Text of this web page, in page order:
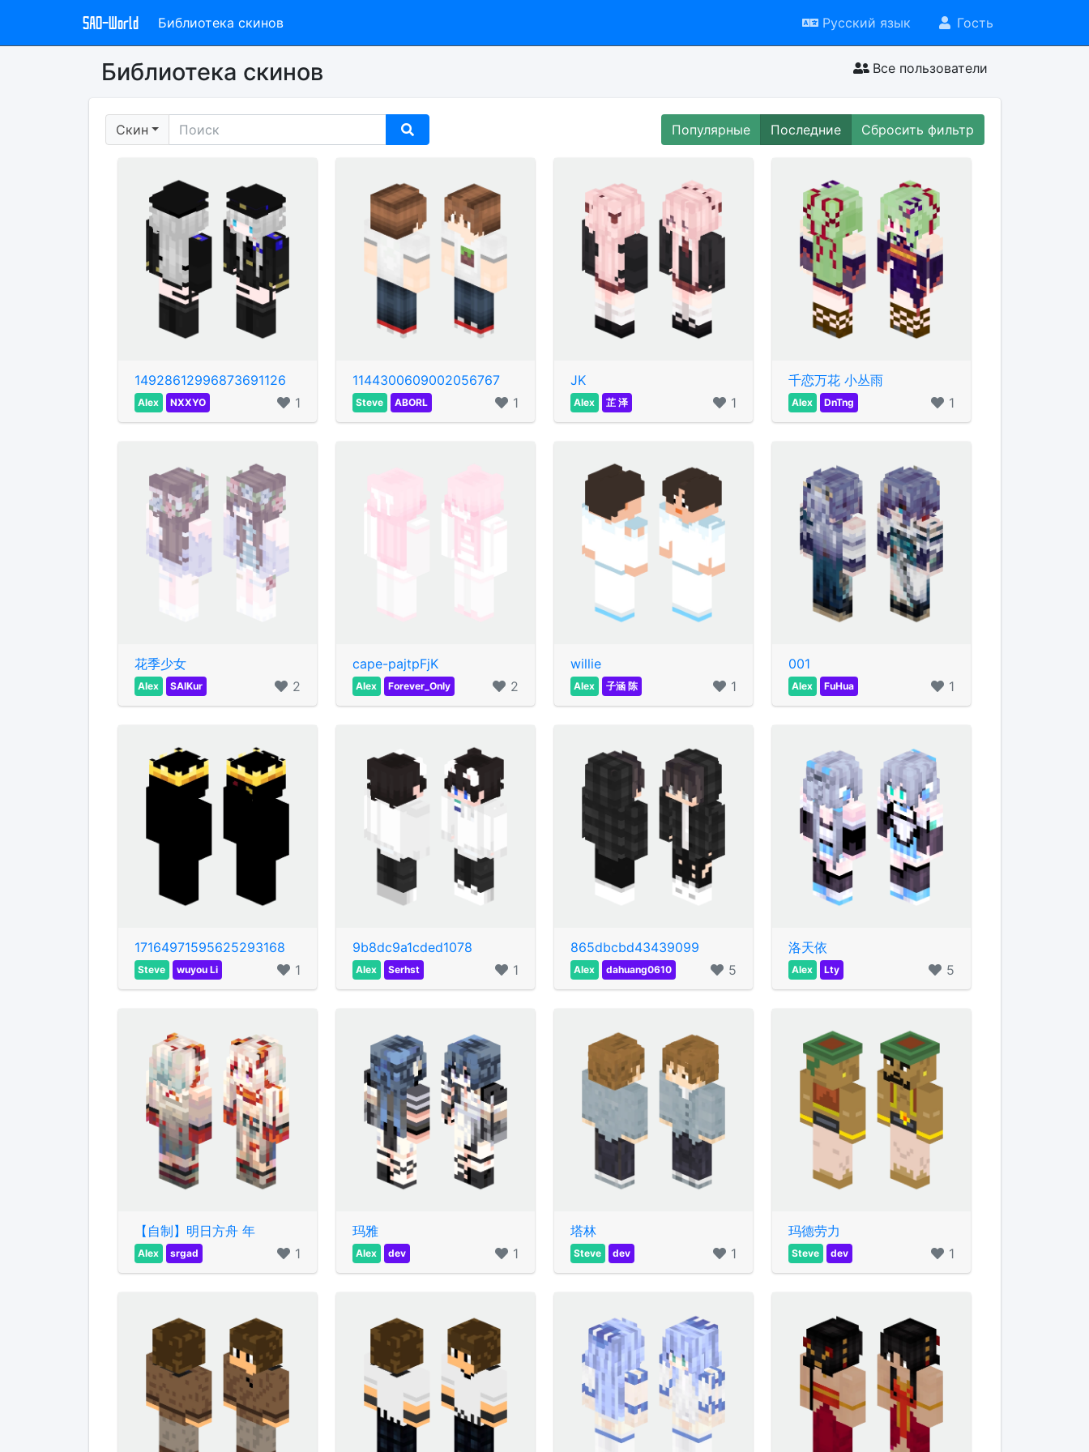
SAO-World Библиотека скинов Русский язык Гость
Библиотека скинов Все пользователи
Скин Популярные Последние Сбросить фильтр
14928612996873691126
Alex NXXYO 1
1144300609002056767
Steve ABORL 1
JK
Alex 芷 泽 1
千恋万花 小丛雨
Alex DnTng 1
花季少女
Alex SAlKur 2
cape-pajtpFjK
Alex Forever_Only 2
willie
Alex 子涵 陈 1
001
Alex FuHua 1
17164971595625293168
Steve wuyou Li 1
9b8dc9a1cded1078
Alex Serhst 1
865dbcbd43439099
Alex dahuang0610 5
洛天依
Alex Lty 5
【自制】明日方舟 年
Alex srgad 1
玛雅
Alex dev 1
塔林
Steve dev 1
玛德劳力
Steve dev 1